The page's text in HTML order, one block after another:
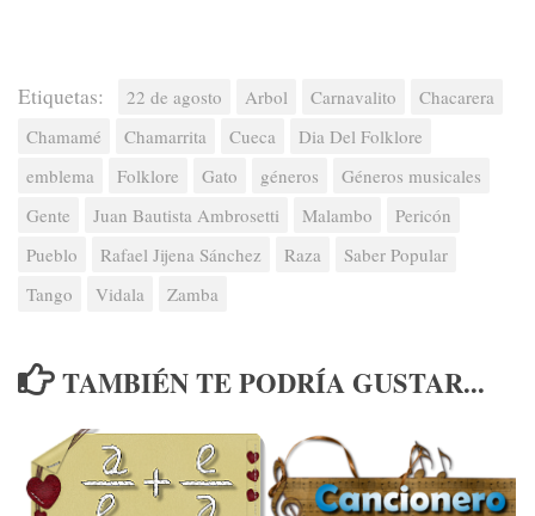
Etiquetas: 22 de agosto Arbol Carnavalito
Chacarera
Chamamé
Chamarrita Cueca
Dia Del Folklore
emblema
Folklore Gato géneros
Géneros musicales
Gente
Juan Bautista Ambrosetti Malambo
Pericón
Pueblo
Rafael Jijena Sánchez Raza
Saber Popular
Tango
Vidala Zamba
TAMBIÉN TE PODRÍA GUSTAR...